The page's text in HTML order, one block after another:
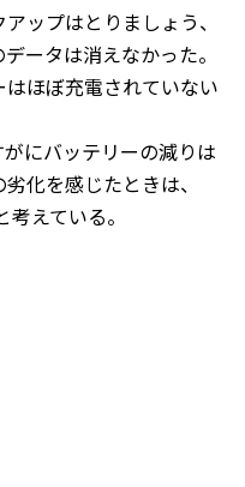
ップはとりましょう、
ータは消えなかった。
ほぼ充電されていない
にバッテリーの減りは
化を感じたときは、
えている。